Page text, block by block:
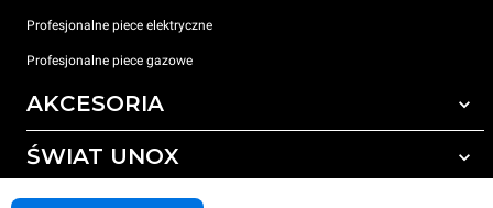
Profesjonalne piece elektryczne
Profesjonalne piece gazowe
AKCESORIA
Wszystkie akcesoria
ŚWIAT UNOX